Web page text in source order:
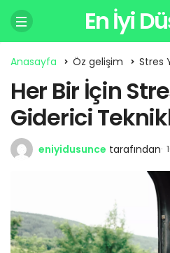
En İyi
Anasayfa Öz gelişim Stres
Her Bir İçin
Giderici
eniyidusunce tarafından